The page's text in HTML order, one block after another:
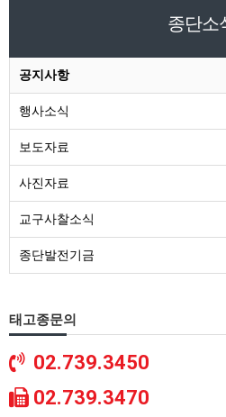
종단소
공지사항
행사소식
보도자료
사진자료
교구사찰소식
종단발전기금
태고종문의
02.739.3450
02.739.3470